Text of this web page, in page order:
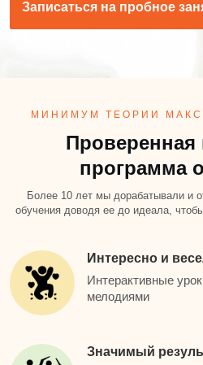
Записаться на пробное
МИНИМУМ ТЕОРИИ
Проверенная
программа
Более 10 лет мы дорабатывали и
обучения доводя ее до идеала,
Интересно и
Интерактивные
мелодиями
Значимый